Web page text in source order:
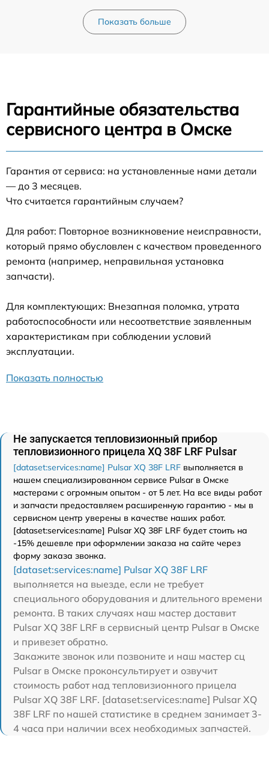
Показать больше
Гарантийные обязательства
сервисного центра в Омске
Гарантия от сервиса: на установленные нами детали
— до 3 месяцев.
Что считается гарантийным случаем?
Для работ: Повторное возникновение неисправности,
который прямо обусловлен с качеством проведенного
ремонта (например, неправильная установка
запчасти).
Для комплектующих: Внезапная поломка, утрата
работоспособности или несоответствие заявленным
характеристикам при соблюдении условий
эксплуатации.
Показать полностью
Не запускается тепловизионный прибор
тепловизионного прицела XQ 38F LRF Pulsar
[dataset:services:name] Pulsar XQ 38F LRF выполняется в
нашем специализированном сервисе Pulsar в Омске
мастерами с огромным опытом - от 5 лет. На все виды работ
и запчасти предоставляем расширенную гарантию - мы в
сервисном центр уверены в качестве наших работ.
[dataset:services:name] Pulsar XQ 38F LRF будет стоить на
-15% дешевле при оформлении заказа на сайте через
форму заказа звонка.
[dataset:services:name] Pulsar XQ 38F LRF
выполняется на выезде, если не требует
специального оборудования и длительного времени
ремонта. В таких случаях наш мастер доставит
Pulsar XQ 38F LRF в сервисный центр Pulsar в Омске
и привезет обратно.
Закажите звонок или позвоните и наш мастер сц
Pulsar в Омске проконсультирует и озвучит
стоимость работ над тепловизионного прицела
Pulsar XQ 38F LRF. [dataset:services:name] Pulsar XQ
38F LRF по нашей статистике в среднем занимает 3-
4 часа при наличии всех необходимых запчастей.